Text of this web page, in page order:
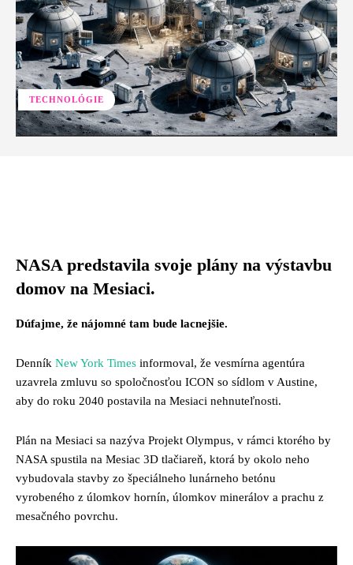
TECHNOLÓGIE
NASA predstavila svoje plány na výstavbu
domov na Mesiaci.
Dúfajme, že nájomné tam bude lacnejšie.
Denník New York Times informoval, že vesmírna agentúra
uzavrela zmluvu so spoločnosťou ICON so sídlom v Austine,
aby do roku 2040 postavila na Mesiaci nehnuteľnosti.
Plán na Mesiaci sa nazýva Projekt Olympus, v rámci ktorého by
NASA spustila na Mesiac 3D tlačiareň, ktorá by okolo neho
vybudovala stavby zo špeciálneho lunárneho betónu
vyrobeného z úlomkov hornín, úlomkov minerálov a prachu z
mesačného povrchu.